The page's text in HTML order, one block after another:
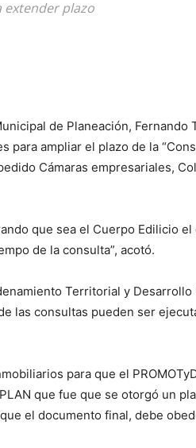
extender plazo
de Planeación, Fernando
ampliar el plazo de la
Cámaras empresariales,
que sea el Cuerpo Edilicio el
de la consulta”, acotó.
Territorial y Desarrollo
las consultas pueden ser
para que el
que fue que se otorgó un
el documento final, debe